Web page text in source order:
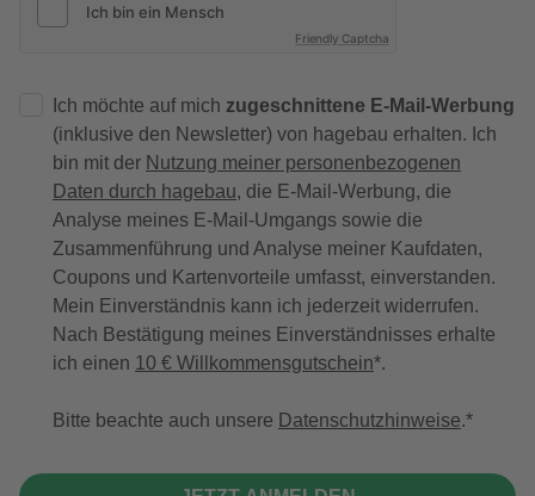
Friendly Captcha
Ich möchte auf mich zugeschnittene E-Mail-Werbung
(inklusive den Newsletter) von hagebau erhalten. Ich
bin mit der Nutzung meiner personenbezogenen
Daten durch hagebau, die E-Mail-Werbung, die
Analyse meines E-Mail-Umgangs sowie die
Zusammenführung und Analyse meiner Kaufdaten,
Coupons und Kartenvorteile umfasst, einverstanden.
Mein Einverständnis kann ich jederzeit widerrufen.
Nach Bestätigung meines Einverständnisses erhalte
ich einen 10 € Willkommensgutschein*.
Bitte beachte auch unsere Datenschutzhinweise.